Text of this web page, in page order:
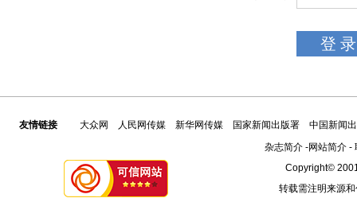
友情链接 大众网 人民网传媒 新华网传媒 国家新闻出版署
中国新闻
杂志简介 -网站简介 -
Copyright©
转载需注明来源